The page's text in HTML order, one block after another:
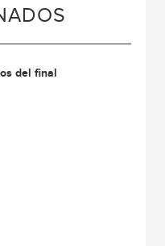
del final